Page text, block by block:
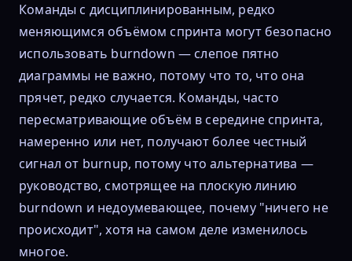
Команды с дисциплинированным, редко
меняющимся объёмом спринта могут безопасно
использовать burndown — слепое пятно
диаграммы не важно, потому что то, что она
прячет, редко случается. Команды, часто
пересматривающие объём в середине спринта,
намеренно или нет, получают более честный
сигнал от burnup, потому что альтернатива —
руководство, смотрящее на плоскую линию
burndown и недоумевающее, почему "ничего не
происходит", хотя на самом деле изменилось
многое.